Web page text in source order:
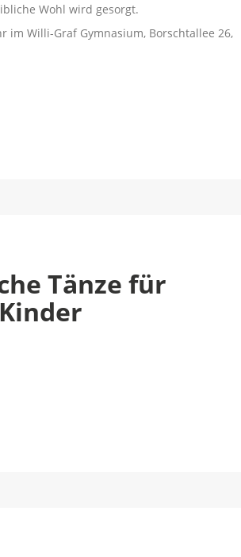
Wohl wird gesorgt.
im Willi-Graf Gymnasium, Borschtallee 26,
Tänze für